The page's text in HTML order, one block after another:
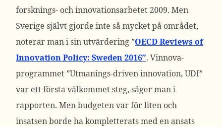
forsknings- och innovationsarbetet 2009. Men
Sverige självt gjorde inte så mycket på området,
noterar man i sin utvärdering ”OECD Reviews of
Innovation Policy: Sweden 2016″. Vinnova-
programmet ”Utmanings-driven innovation, UDI”
var ett första välkommet steg, säger man i
rapporten. Men budgeten var för liten och
insatsen borde ha kompletterats med en ansats